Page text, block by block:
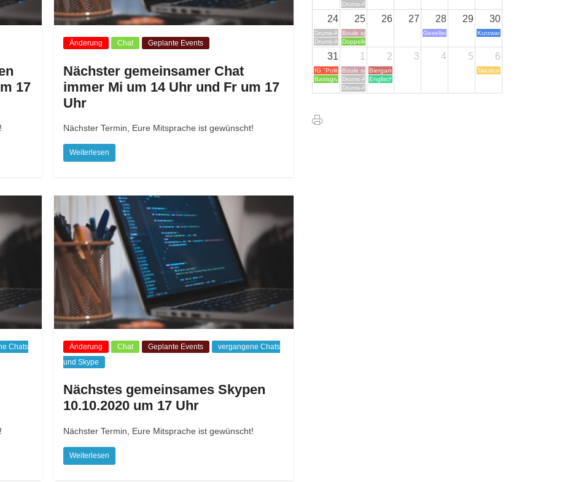
17
Änderung Chat Geplante Events
Nächster gemeinsamer Chat
immer Mi um 14 Uhr und Fr um 17
Uhr
Nächster Termin, Eure Mitsprache ist gewünscht!
Weiterlesen
Chats
Änderung Chat Geplante Events
vergangene Chats
und Skype
Nächstes gemeinsames Skypen
10.10.2020 um 17 Uhr
Nächster Termin, Eure Mitsprache ist gewünscht!
Weiterlesen
Drums-Alive Training
24 25 26 27 28 29 30
Drums-Alive Training
Boule spielen GesellschaftsspieleabendKurzwanderung in Wiescheid
Drums-Alive TrainingDoppelkopf spielen (im Gasthof Löhdorf)
31 1 2 3 4 5 6
IG "Politik"Boule spielenBiergartentreff mit wechselndem Ort
Tanzkurs
Basisgruppentreffen
Drums-Alive TrainingEnglisch-Gruppe (Konversation in englischer Sprache)
Drums-Alive Training